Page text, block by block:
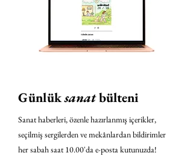
Günlüksanatbülteni
Sanat haberleri, özenle hazırlanmış içerikler,
seçilmiş sergilerden ve mekânlardan bildirimler
her sabah saat 10.00'da e-posta kutunuzda!